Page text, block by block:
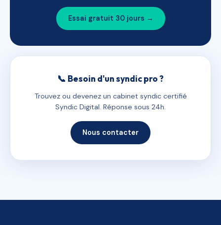
Essai gratuit 30 jours →
📞 Besoin d'un syndic pro ?
Trouvez ou devenez un cabinet syndic certifié
Syndic Digital. Réponse sous 24h.
Nous contacter